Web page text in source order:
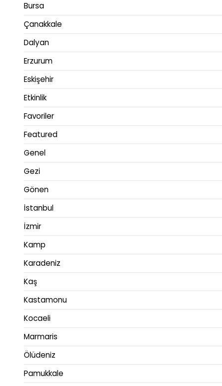
Bursa
Çanakkale
Dalyan
Erzurum
Eskişehir
Etkinlik
Favoriler
Featured
Genel
Gezi
Gönen
İstanbul
İzmir
Kamp
Karadeniz
Kaş
Kastamonu
Kocaeli
Marmaris
Ölüdeniz
Pamukkale